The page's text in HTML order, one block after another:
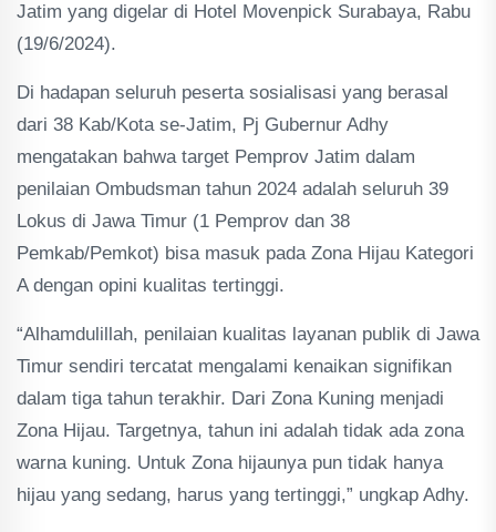
Jatim yang digelar di Hotel Movenpick Surabaya, Rabu
(19/6/2024).
Di hadapan seluruh peserta sosialisasi yang berasal
dari 38 Kab/Kota se-Jatim, Pj Gubernur Adhy
mengatakan bahwa target Pemprov Jatim dalam
penilaian Ombudsman tahun 2024 adalah seluruh 39
Lokus di Jawa Timur (1 Pemprov dan 38
Pemkab/Pemkot) bisa masuk pada Zona Hijau Kategori
A dengan opini kualitas tertinggi.
“Alhamdulillah, penilaian kualitas layanan publik di Jawa
Timur sendiri tercatat mengalami kenaikan signifikan
dalam tiga tahun terakhir. Dari Zona Kuning menjadi
Zona Hijau. Targetnya, tahun ini adalah tidak ada zona
warna kuning. Untuk Zona hijaunya pun tidak hanya
hijau yang sedang, harus yang tertinggi,” ungkap Adhy.